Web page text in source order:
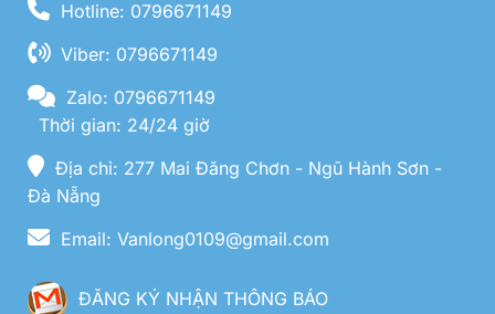
Hotline: 0796671149
Viber: 0796671149
Zalo: 0796671149
Thời gian: 24/24 giờ
Địa chỉ: 277 Mai Đăng Chơn - Ngũ Hành Sơn -
Đà Nẵng
Email: Vanlong0109@gmail.com
ĐĂNG KÝ NHẬN THÔNG BÁO